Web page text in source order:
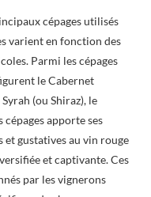
cépages utilisés
varient en fonction des
Parmi les cépages
le Cabernet
(ou Shiraz), le
cépages apporte ses
gustatives au vin rouge
et captivante. Ces
par les vignerons